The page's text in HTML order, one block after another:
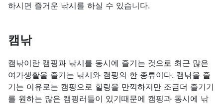
하시면 즐거운 낚시를 하실 수 있습니다.
캠낚
캠낚이란 캠핑과 낚시를 동시에 즐기는 것으로 최근 많은
여가생활을 즐기는 낚시와 캠핑의 한 종류이다. 캠낚을 즐
기는 이유로는 캠핑으로 힐링을 만끽하지만 조금더 즐기기
를 원하는 많은 캠핑러들이 있기때문에 캠핑과 동시에 낚